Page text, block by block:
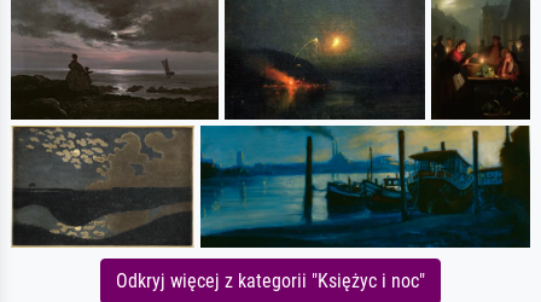
Odkryj więcej z kategorii "Księżyc i noc"